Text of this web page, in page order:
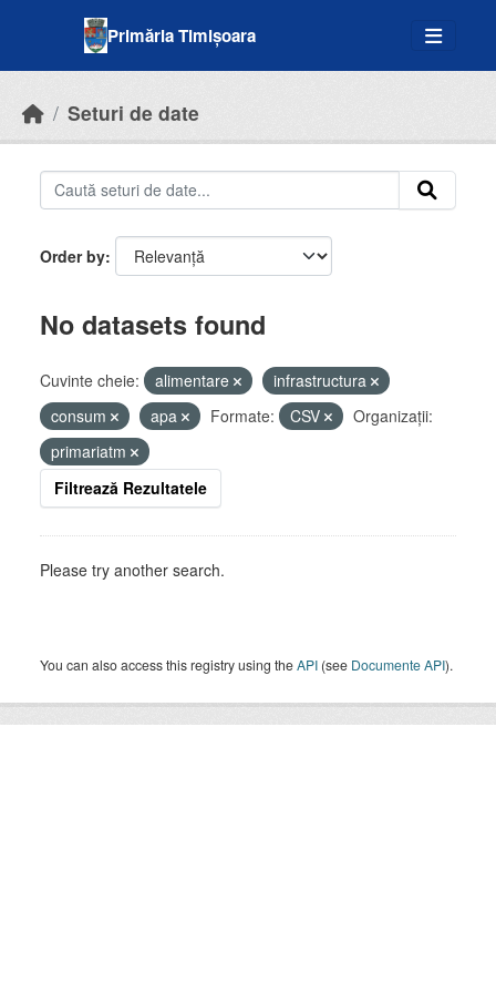
Primăria Timișoara
Seturi de date
Order by
No datasets found
Cuvinte cheie: alimentare
infrastructura
consum
apa Formate: CSV
Organizații:
primariatm
Filtrează Rezultatele
Please try another search.
You can also access this registry using theAPI (see Documente API).